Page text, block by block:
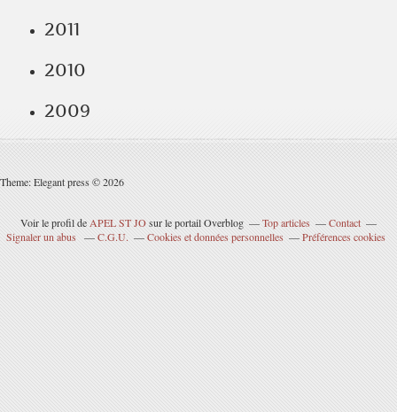
2011
2010
2009
Theme: Elegant press © 2026
Voir le profil de APEL ST JOsur le portail Overblog Top articles
Contact
Signaler un abus
C.G.U. Cookies et données personnelles Préférences cookies